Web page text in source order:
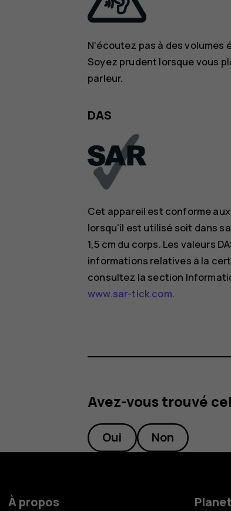
N'écoutez pas à des volumes
Soyez prudent lorsque vous
parleur.
DAS
Cet appareil est conforme
lorsqu'il est utilisé soit dans
1,5 cm du corps. Les valeurs
informations relatives à la
consultez la section
www.sar-tick.com.
Avez-vous trouvé
Oui Non
À propos